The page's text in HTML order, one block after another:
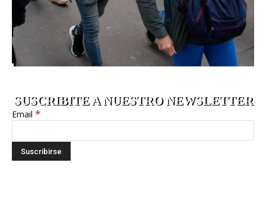
SUSCRIBITE A NUESTRO NEWSLETTER
Email *